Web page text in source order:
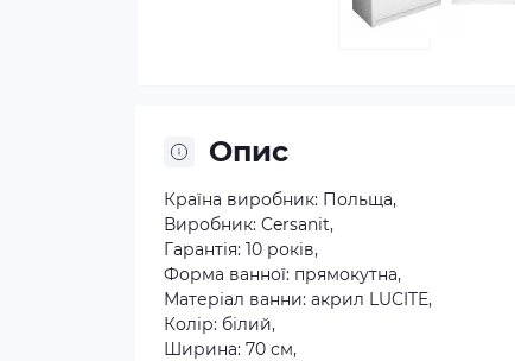
Опис
Країна виробник: Польща,
Виробник: Cersanit,
Гарантія: 10 років,
Форма ванної: прямокутна,
Матеріал ванни: акрил LUCITE,
Колір: білий,
Ширина: 70 см,